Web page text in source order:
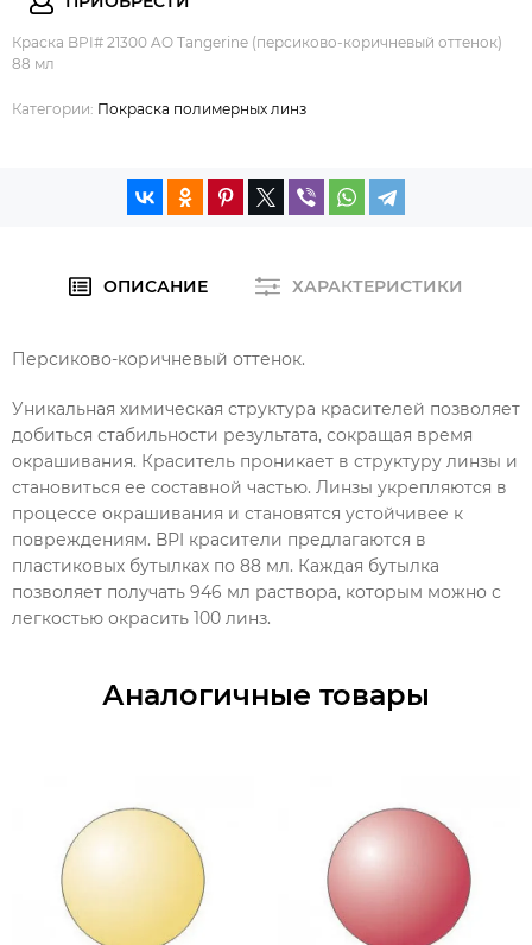
Краска BPI# 21300 AO Tangerine (персиково-коричневый оттенок)
88 мл
Категории: Покраска полимерных линз
ОПИСАНИЕ ХАРАКТЕРИСТИКИ
Персиково-коричневый оттенок.
Уникальная химическая структура красителей позволяет
добиться стабильности результата, сокращая время
окрашивания. Краситель проникает в структуру линзы и
становиться ее составной частью. Линзы укрепляются в
процессе окрашивания и становятся устойчивее к
повреждениям. ВРI красители предлагаются в
пластиковых бутылках по 88 мл. Каждая бутылка
позволяет получать 946 мл раствора, которым можно с
легкостью окрасить 100 линз.
Аналогичные товары